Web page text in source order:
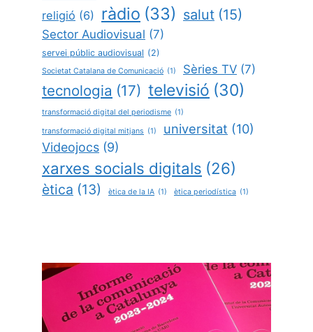
religió (6) ràdio (33) salut (15)
Sector Audiovisual (7)
servei públic audiovisual (2)
Societat Catalana de Comunicació (1) Sèries TV (7)
tecnologia (17) televisió (30)
transformació digital del periodisme (1)
transformació digital mitjans (1) universitat (10)
Videojocs (9)
xarxes socials digitals (26)
ètica (13) ètica de la IA (1) ètica periodística (1)